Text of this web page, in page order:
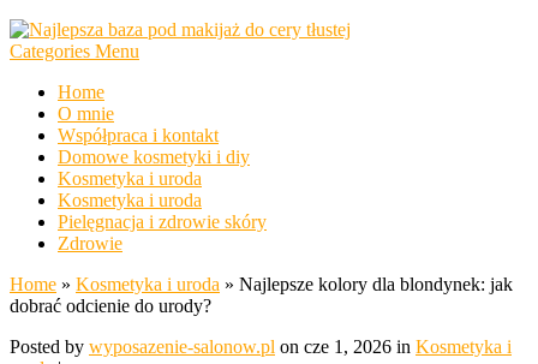
Categories Menu
Home
O mnie
Współpraca i kontakt
Domowe kosmetyki i diy
Kosmetyka i uroda
Kosmetyka i uroda
Pielęgnacja i zdrowie skóry
Zdrowie
Home » Kosmetyka i uroda » Najlepsze kolory dla blondynek: jak
dobrać odcienie do urody?
Posted by wyposazenie-salonow.pl on cze 1, 2026 in Kosmetyka i